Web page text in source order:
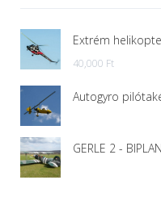
Extrém
40,000 Ft
Autogyro
GERLE 2 -